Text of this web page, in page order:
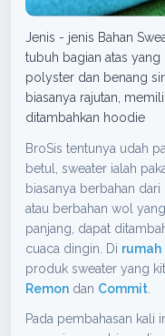
Jenis - jenis Bahan
tubuh bagian atas yang
polyster dan benang
biasanya rajutan,
ditambahkan hoodie
BroSis tentunya udah
betul, sweater ialah
biasanya berbahan
atau berbahan wol
panjang, dapat
cuaca dingin. Di
produk sweater yang
Remon dan Commit
Pada pembahasan kali